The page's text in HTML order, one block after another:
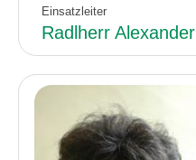
Einsatzleiter
Radlherr Alexander